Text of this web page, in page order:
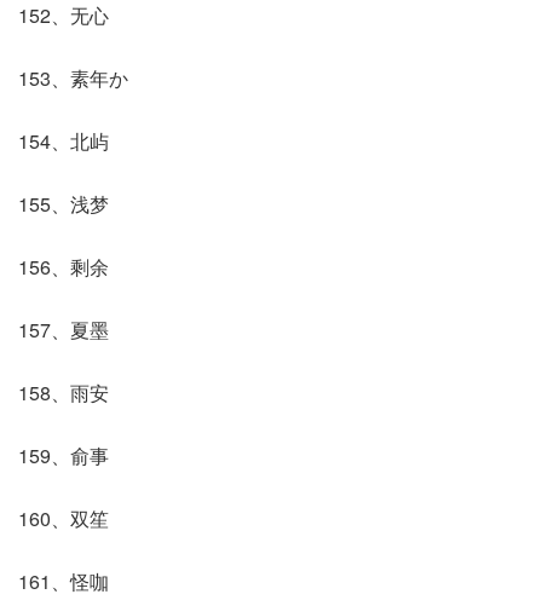
152、无心
153、素年か
154、北屿
155、浅梦
156、剩余
157、夏墨
158、雨安
159、俞事
160、双笙
161、怪咖